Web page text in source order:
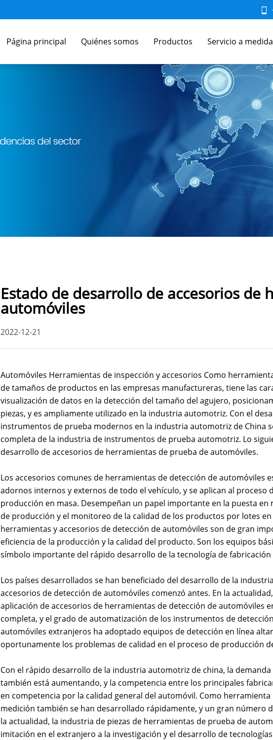
Página principal Quiénes somos Productos Servicio a medida
Estado de desarrollo de accesorios de
automóviles
2022-12-21
Automóviles Herramientas de inspección y accesorios Como
de tamaños de productos en las empresas manufactureras, tiene las
visualización de datos en la detección del tamaño del agujero,
piezas, y es ampliamente utilizado en la industria automotriz. Con el
instrumentos de prueba modernos en la industria automotriz de China
completa de la industria de instrumentos de prueba automotriz. Lo
desarrollo de accesorios de herramientas de prueba de automóviles.
Los accesorios comunes de herramientas de detección de automóviles
adornos internos y externos de todo el vehículo, y se aplican al proceso
producción en masa. Desempeñan un papel importante en la puesta
de producción y el monitoreo de la calidad de los productos por lotes
herramientas y accesorios de detección de automóviles son de gran
eficiencia de la producción y la calidad del producto. Son los equipos
símbolo importante del rápido desarrollo de la tecnología de
Los países desarrollados se han beneficiado del desarrollo de la
accesorios de detección de automóviles comenzó antes. En la
aplicación de accesorios de herramientas de detección de automóviles
completa, y el grado de automatización de los instrumentos de
automóviles extranjeros ha adoptado equipos de detección en línea
oportunamente los problemas de calidad en el proceso de producción
Con el rápido desarrollo de la industria automotriz de china, la
también está aumentando, y la competencia entre los principales
en competencia por la calidad general del automóvil. Como
medición también se han desarrollado rápidamente, y un gran número
la actualidad, la industria de piezas de herramientas de prueba de
imitación en el extranjero a la investigación y el desarrollo de